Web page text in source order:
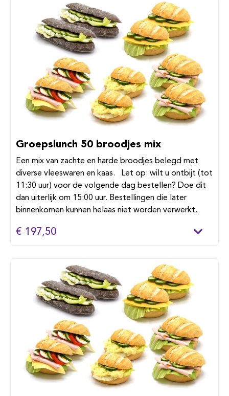
Groepslunch 50 broodjes mix
Een mix van zachte en harde broodjes belegd met
diverse vleeswaren en kaas. Let op: wilt u ontbijt (tot
11:30 uur) voor de volgende dag bestellen? Doe dit
dan uiterlijk om 15:00 uur. Bestellingen die later
binnenkomen kunnen helaas niet worden verwerkt.
€ 197,50